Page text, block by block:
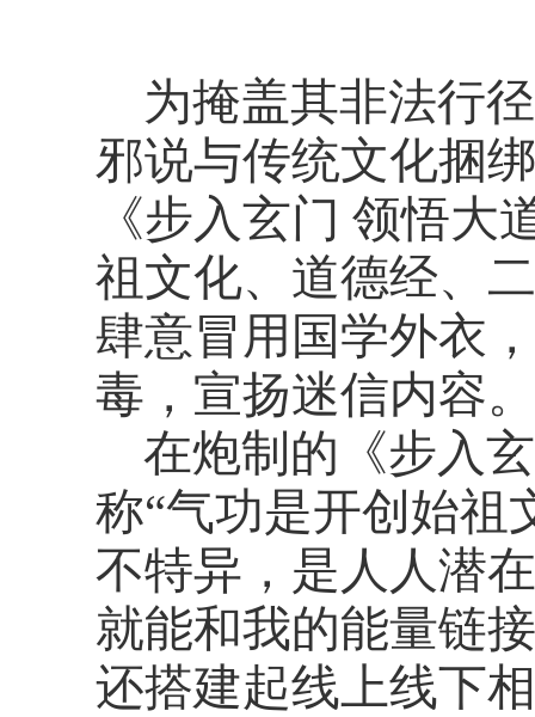
为掩盖其非法行
邪说与传统文化捆
《步入玄门 领悟大
祖文化、道德经、
肆意冒用国学外衣
毒，宣扬迷信内容。
在炮制的《步入
称“气功是开创始祖
不特异，是人人潜
就能和我的能量链
还搭建起线上线下